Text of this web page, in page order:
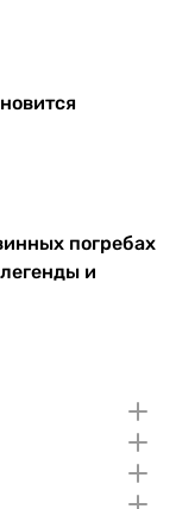
погребах
и